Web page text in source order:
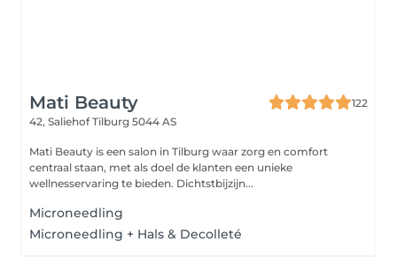
Mati Beauty
122
42, SaliehofTilburg 5044 AS
Mati Beauty is een salon in Tilburg waar zorg en comfort
centraal staan, met als doel de klanten een unieke
wellnesservaring te bieden. Dichtstbijzijn...
Microneedling
Microneedling + Hals & Decolleté